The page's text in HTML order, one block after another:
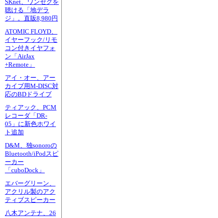
SKnet、ワンセグを
聴ける「地デラ
ジ」。直販8,980円
ATOMIC FLOYD、
イヤーフック/リモ
コン付きイヤフォ
ン「AirJax
+Remote」
アイ・オー、アー
カイブ用M-DISC対
応のBDドライブ
ティアック、PCM
レコーダ「DR-
05」に新色ホワイ
ト追加
D&M、独sonoroの
Bluetooth/iPodスピ
ーカー
「cuboDock」
エバーグリーン、
アクリル製のアク
ティブスピーカー
八木アンテナ、26